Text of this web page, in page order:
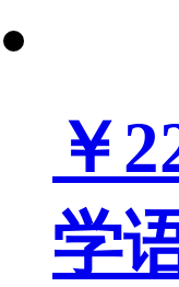
￥
学